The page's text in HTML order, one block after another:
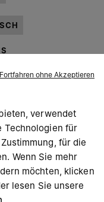
MM6
OTB
Fortfahren ohne Akzeptieren
verwendet
Technologien für
für die
Wenn Sie mehr
möchten, klicken
lesen Sie unsere